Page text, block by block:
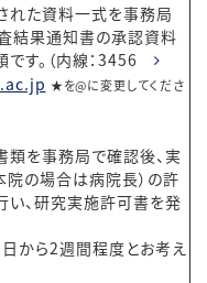
た資料一式を事務局
結果通知書の承認資料
す。（内線：3456
★を@に変更してくださ
を事務局で確認後、実
の場合は病院長）の許
い、研究実施許可書を発
から2週間程度とお考え